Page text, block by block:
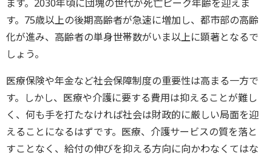
ます。2030年頃に団塊の世代が死亡ピーク年齢を迎えま
す。75歳以上の後期高齢者が急速に増加し、都市部の高齢
化が進み、高齢者の単身世帯数がいま以上に顕著となるで
しょう。
医療保険や年金など社会保障制度の重要性は高まる一方で
す。しかし、医療や介護に要する費用は抑えることが難し
く、何も手を打たなければ社会は財政的に厳しい局面を迎
えることになるはずです。医療、介護サービスの質を落と
すことなく、給付の伸びを抑える方向に向かわなくてはな